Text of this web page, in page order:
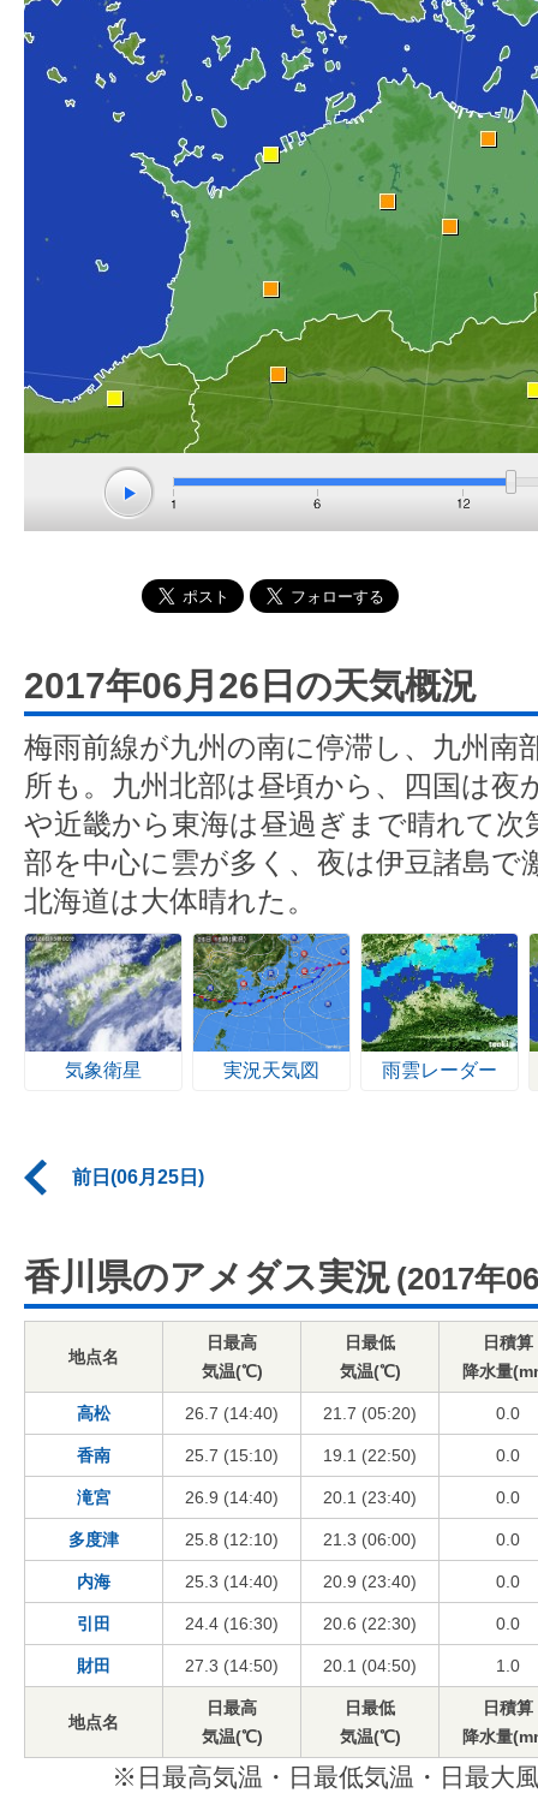
2017年06月26日の天気概況
梅雨前線が九州の南に停滞し、九州南
所も。九州北部は昼頃から、四国は夜
や近畿から東海は昼過ぎまで晴れて次
部を中心に雲が多く、夜は伊豆諸島で
北海道は大体晴れた。
気象衛星 実況天気図 雨雲レーダー
前日(06月25日)
香川県のアメダス実況 (2017年
地点名
日最高
気温(℃)
日最低
気温(℃)
日積算
降水量
高松 26.7 (14:40) 21.7 (05:20) 0.0
香南 25.7 (15:10) 19.1 (22:50) 0.0
滝宮 26.9 (14:40) 20.1 (23:40) 0.0
多度津 25.8 (12:10) 21.3 (06:00) 0.0
内海 25.3 (14:40) 20.9 (23:40) 0.0
引田 24.4 (16:30) 20.6 (22:30) 0.0
財田 27.3 (14:50) 20.1 (04:50) 1.0
地点名
日最高
気温(℃)
日最低
気温(℃)
日積算
降水量
※日最高気温・日最低気温・日最大